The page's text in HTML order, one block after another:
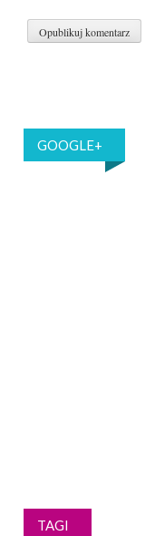
GOOGLE+
TAGI